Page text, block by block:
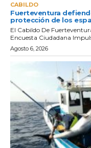
CABILDO
Fuerteventura
protección de los
El Cabildo De
Encuesta Ciudadana
Agosto 6, 2026